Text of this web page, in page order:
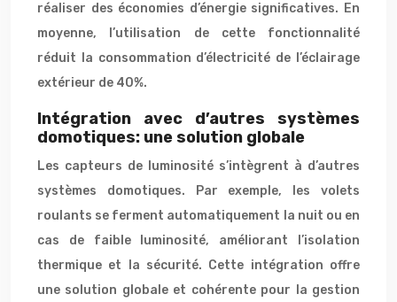
réaliser des économies d’énergie significatives. En
moyenne, l’utilisation de cette fonctionnalité
réduit la consommation d’électricité de l’éclairage
extérieur de 40%.
Intégration avec d’autres systèmes
domotiques: une solution globale
Les capteurs de luminosité s’intègrent à d’autres
systèmes domotiques. Par exemple, les volets
roulants se ferment automatiquement la nuit ou en
cas de faible luminosité, améliorant l’isolation
thermique et la sécurité. Cette intégration offre
une solution globale et cohérente pour la gestion